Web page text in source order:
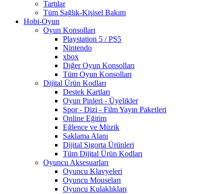
Tartılar
Tüm Sağlık-Kişisel Bakım
Hobi-Oyun
Oyun Konsolları
Playstation 5 / PS5
Nintendo
xbox
Diğer Oyun Konsolları
Tüm Oyun Konsolları
Dijital Ürün Kodları
Destek Kartları
Oyun Pinleri - Üyelikler
Spor - Dizi - Film Yayın Paketleri
Online Eğitim
Eğlence ve Müzik
Saklama Alanı
Dijital Sigorta Ürünleri
Tüm Dijital Ürün Kodları
Oyuncu Aksesuarları
Oyuncu Klavyeleri
Oyuncu Mouseları
Oyuncu Kulaklıkları